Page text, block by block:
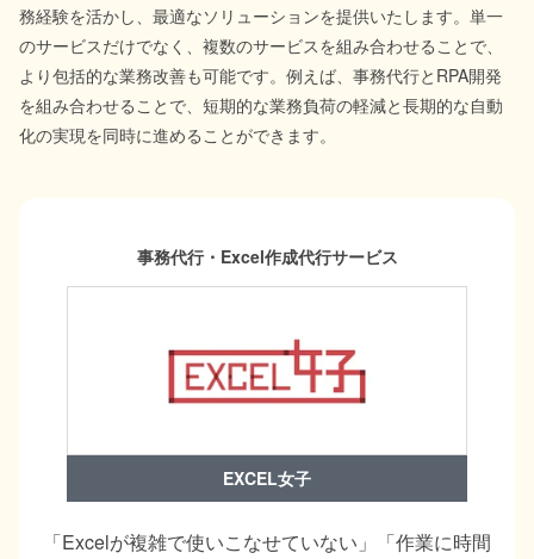
務経験を活かし、最適なソリューションを提供いたします。単一
のサービスだけでなく、複数のサービスを組み合わせることで、
より包括的な業務改善も可能です。例えば、事務代行とRPA開発
を組み合わせることで、短期的な業務負荷の軽減と長期的な自動
化の実現を同時に進めることができます。
事務代行・Excel作成代行サービス
EXCEL女子
「Excelが複雑で使いこなせていない」「作業に時間